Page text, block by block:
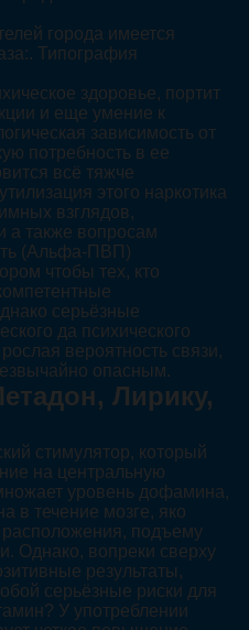
города имеется
Типография
здоровье, портит
и еще умение к
зависимость от
потребность в ее
всё тяжче
этого наркотика
взглядов,
а также вопросам
(Альфа-ПВП)
чтобы тех, кто
серьёзные
да психического
вероятность связи,
опасным.
Лирику,
стимулятор, который
на центральную
уровень дофамина,
в течение мозге, яко
подъему
Однако, вопреки сверху
результаты,
серьёзные риски для
У употреблении